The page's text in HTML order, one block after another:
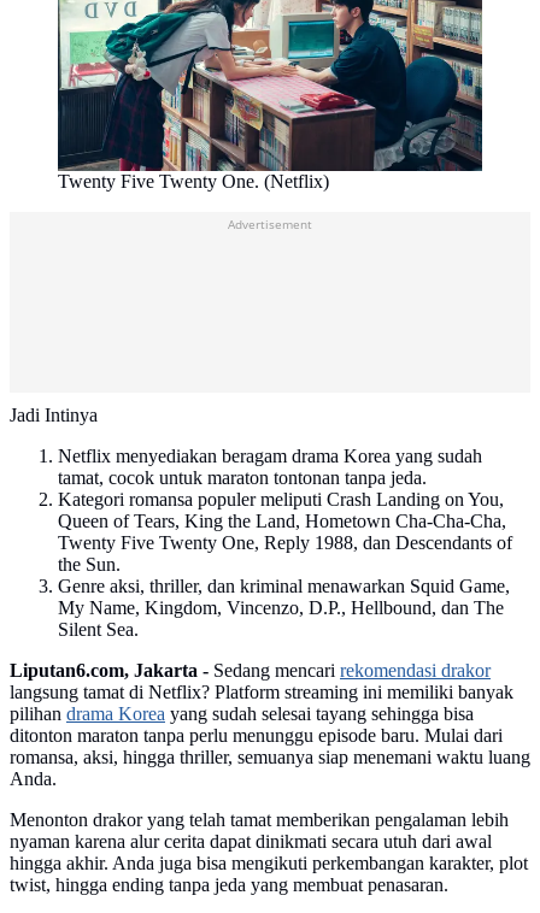
Twenty Five Twenty One. (Netflix)
Jadi Intinya
Netflix menyediakan beragam drama Korea yang sudah
tamat, cocok untuk maraton tontonan tanpa jeda.
Kategori romansa populer meliputi Crash Landing on You,
Queen of Tears, King the Land, Hometown Cha-Cha-Cha,
Twenty Five Twenty One, Reply 1988, dan Descendants of
the Sun.
Genre aksi, thriller, dan kriminal menawarkan Squid Game,
My Name, Kingdom, Vincenzo, D.P., Hellbound, dan The
Silent Sea.
Liputan6.com, Jakarta - Sedang mencari rekomendasi drakor
langsung tamat di Netflix? Platform streaming ini memiliki banyak
pilihan drama Korea yang sudah selesai tayang sehingga bisa
ditonton maraton tanpa perlu menunggu episode baru. Mulai dari
romansa, aksi, hingga thriller, semuanya siap menemani waktu luang
Anda.
Menonton drakor yang telah tamat memberikan pengalaman lebih
nyaman karena alur cerita dapat dinikmati secara utuh dari awal
hingga akhir. Anda juga bisa mengikuti perkembangan karakter, plot
twist, hingga ending tanpa jeda yang membuat penasaran.